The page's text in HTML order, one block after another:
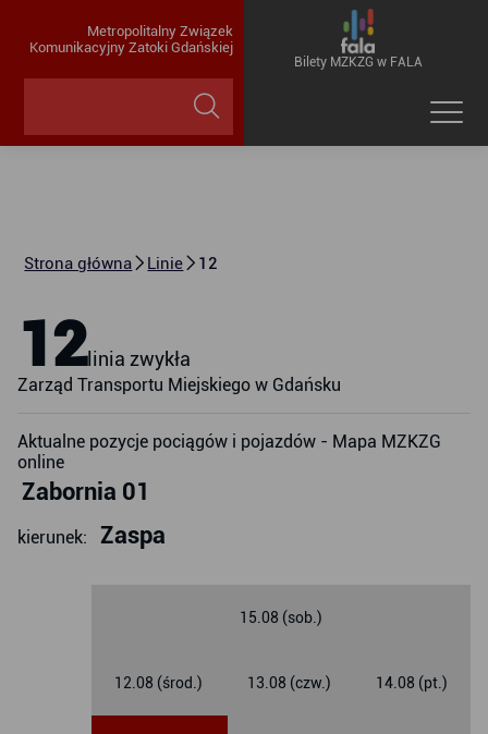
Metropolitalny Związek
Komunikacyjny Zatoki Gdańskiej
Bilety MZKZG w FALA
Strona główna Linie 12
12linia zwykła
Zarząd Transportu Miejskiego w Gdańsku
Aktualne pozycje pociągów i pojazdów - Mapa MZKZG
online
Zabornia 01
kierunek: Zaspa
12.08 (środ.) 13.08 (czw.) 14.08 (pt.)
15.08 (sob.)